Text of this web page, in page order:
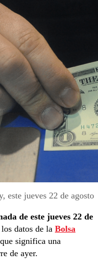
este jueves 22 de agosto
de este jueves 22 de
datos de la Bolsa
significa una
de ayer.